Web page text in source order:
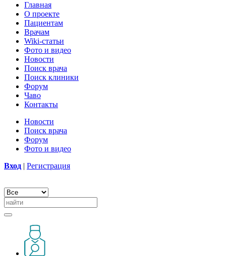
Главная
О проекте
Пациентам
Врачам
Wiki-статьи
Фото и видео
Новости
Поиск врача
Поиск клиники
Форум
Чаво
Контакты
Новости
Поиск врача
Форум
Фото и видео
Вход | Регистрация